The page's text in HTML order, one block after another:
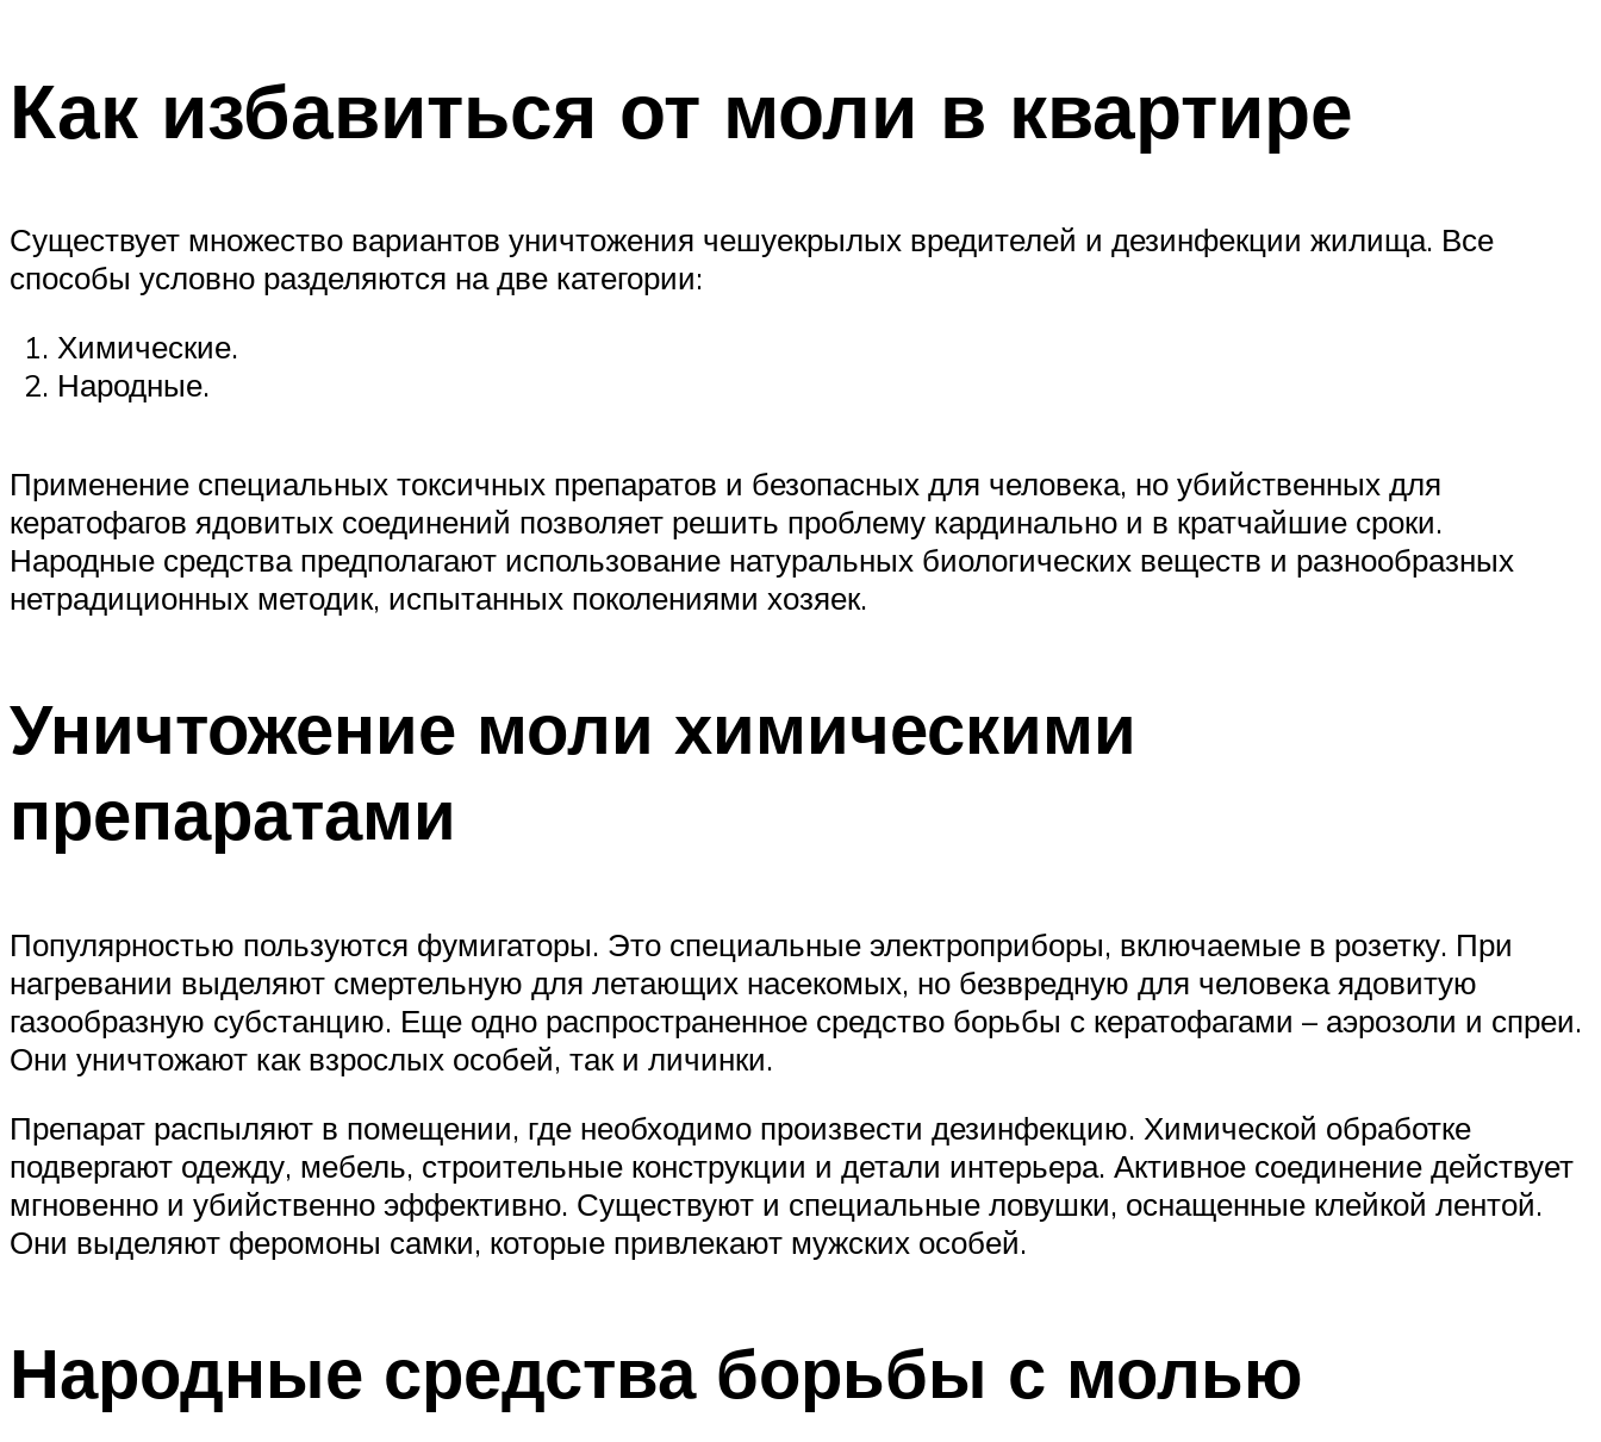
Как избавиться от моли в квартире
Существует множество вариантов уничтожения чешуекрылых вредителей и дезинфекции жилища. Все
способы условно разделяются на две категории:
Химические.
Народные.
Применение специальных токсичных препаратов и безопасных для человека, но убийственных для
кератофагов ядовитых соединений позволяет решить проблему кардинально и в кратчайшие сроки.
Народные средства предполагают использование натуральных биологических веществ и разнообразных
нетрадиционных методик, испытанных поколениями хозяек.
Уничтожение моли химическими
препаратами
Популярностью пользуются фумигаторы. Это специальные электроприборы, включаемые в розетку. При
нагревании выделяют смертельную для летающих насекомых, но безвредную для человека ядовитую
газообразную субстанцию. Еще одно распространенное средство борьбы с кератофагами – аэрозоли и спреи.
Они уничтожают как взрослых особей, так и личинки.
Препарат распыляют в помещении, где необходимо произвести дезинфекцию. Химической обработке
подвергают одежду, мебель, строительные конструкции и детали интерьера. Активное соединение действует
мгновенно и убийственно эффективно. Существуют и специальные ловушки, оснащенные клейкой лентой.
Они выделяют феромоны самки, которые привлекают мужских особей.
Народные средства борьбы с молью